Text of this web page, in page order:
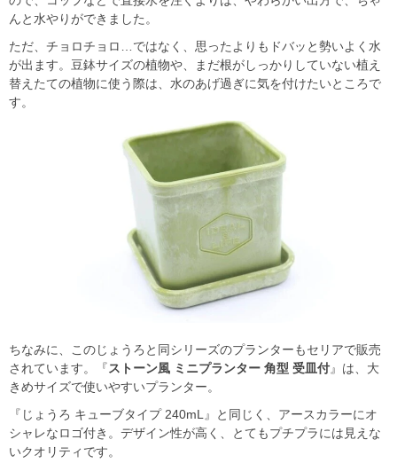
んと水やりができました。
ただ、チョロチョロ…ではなく、思ったよりもドバッと勢いよく水
が出ます。豆鉢サイズの植物や、まだ根がしっかりしていない植え
替えたての植物に使う際は、水のあげ過ぎに気を付けたいところで
す。
ちなみに、このじょうろと同シリーズのプランターもセリアで販売
されています。『ストーン風 ミニプランター 角型 受皿付』は、大
きめサイズで使いやすいプランター。
『じょうろ キューブタイプ 240mL』と同じく、アースカラーにオ
シャレなロゴ付き。デザイン性が高く、とてもプチプラには見えな
いクオリティです。